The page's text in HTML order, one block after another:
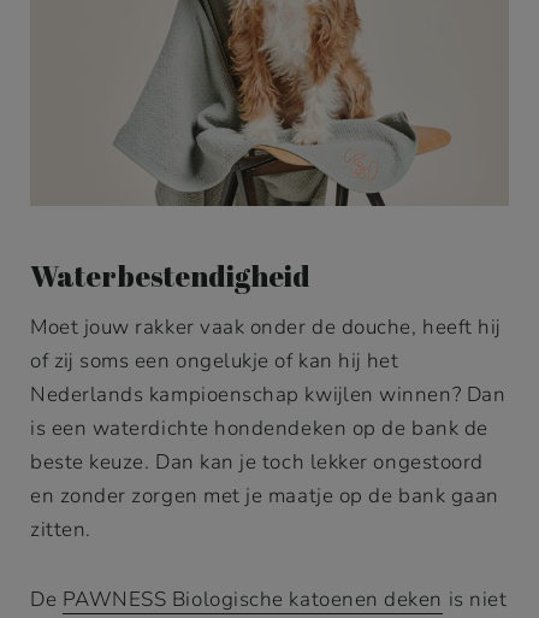
Waterbestendigheid
Moet jouw rakker vaak onder de douche, heeft hij
of zij soms een ongelukje of kan hij het
Nederlands kampioenschap kwijlen winnen? Dan
is een waterdichte hondendeken op de bank de
beste keuze. Dan kan je toch lekker ongestoord
en zonder zorgen met je maatje op de bank gaan
zitten.
De PAWNESS Biologische katoenen deken is niet